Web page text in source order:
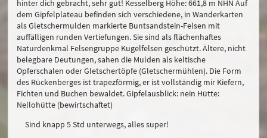
hinter dich gebracht, sehr gut! Kesselberg Höhe: 661,8 m NHN Auf
dem Gipfelplateau befinden sich verschiedene, in Wanderkarten
als Gletschermulden markierte Buntsandstein-Felsen mit
auffälligen runden Vertiefungen. Sie sind als flächenhaftes
Naturdenkmal Felsengruppe Kugelfelsen geschützt. Ältere, nicht
belegbare Deutungen, sahen die Mulden als keltische
Opferschalen oder Gletschertöpfe (Gletschermühlen). Die Form
des Rückenberges ist trapezförmig, er ist vollständig mir Kiefern,
Fichten und Buchen bewaldet. Gipfelausblick: nein Hütte:
Nellohütte (bewirtschaftet)
Sind knapp 5 Std unterwegs, alles super!